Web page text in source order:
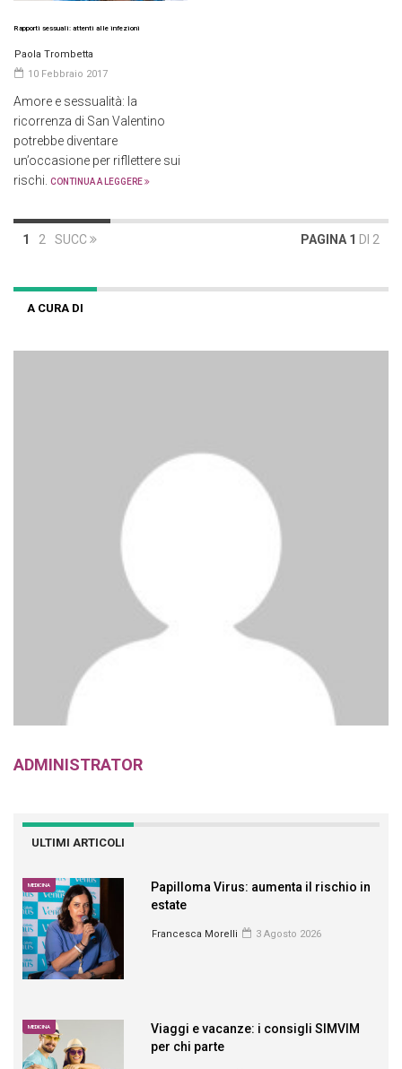
Rapporti sessuali: attenti alle infezioni
Paola Trombetta
10 Febbraio 2017
Amore e sessualità: la
ricorrenza di San Valentino
potrebbe diventare
un’occasione per rifllettere sui
rischi. CONTINUA A LEGGERE
1 2 SUCC PAGINA 1 DI 2
A CURA DI
ADMINISTRATOR
ULTIMI ARTICOLI
MEDICINA
Papilloma Virus: aumenta il rischio in
estate
Francesca Morelli 3 Agosto 2026
MEDICINA
Viaggi e vacanze: i consigli SIMVIM
per chi parte